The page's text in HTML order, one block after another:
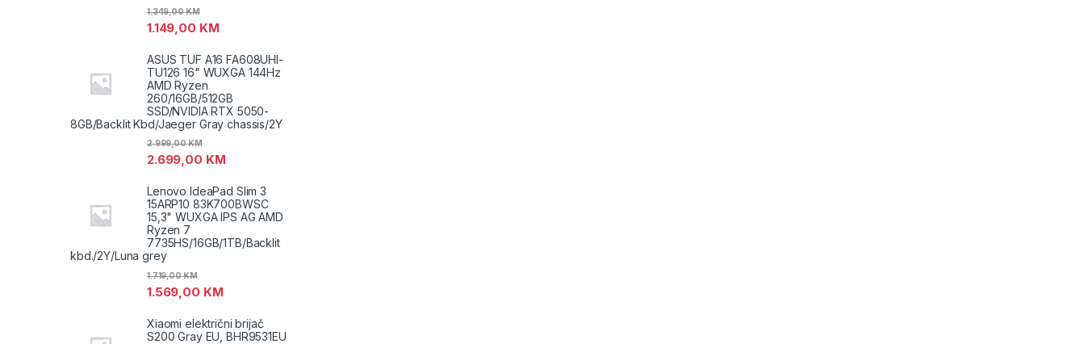
1.149,00 KM
1.349,00KM
ASUS TUF A16 FA608UHI-
TU126 16" WUXGA 144Hz
AMD Ryzen
260/16GB/512GB
SSD/NVIDIA RTX 5050-
8GB/Backlit Kbd/Jaeger Gray chassis/2Y
2.699,00 KM
2.999,00KM
Lenovo IdeaPad Slim 3
15ARP10 83K700BWSC
15,3" WUXGA IPS AG AMD
Ryzen 7
7735HS/16GB/1TB/Backlit
kbd./2Y/Luna grey
1.569,00 KM
1.719,00KM
Xiaomi električni brijač
S200 Gray EU, BHR9531EU